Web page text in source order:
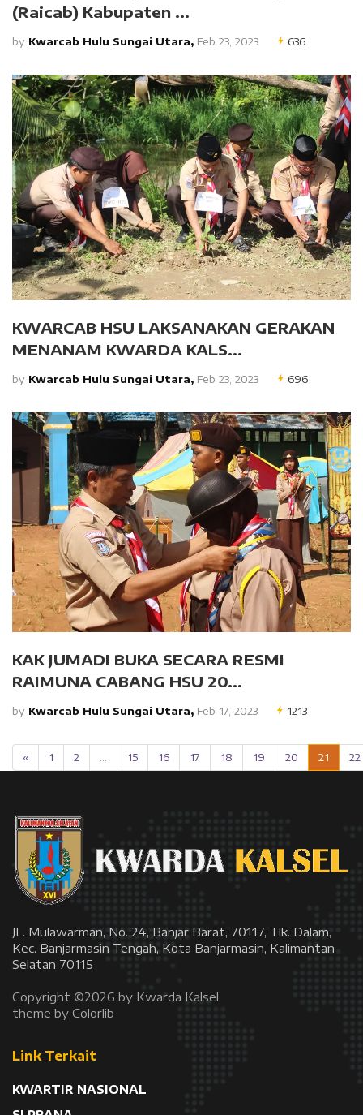
(Raicab) Kabupaten ...
by Kwarcab Hulu Sungai Utara, Feb 23, 2023 636
KWARCAB HSU LAKSANAKAN GERAKAN
MENANAM KWARDA KALS...
by Kwarcab Hulu Sungai Utara, Feb 23, 2023 696
KAK JUMADI BUKA SECARA RESMI
RAIMUNA CABANG HSU 20...
by Kwarcab Hulu Sungai Utara, Feb 17, 2023 1213
« 1 2 15 16 17 18 19 20 21 22
JL. Mulawarman, No. 24, Banjar Barat, 70117, Tlk. Dalam,
Kec. Banjarmasin Tengah, Kota Banjarmasin, Kalimantan
Selatan 70115
Copyright ©2026 by Kwarda Kalsel
theme by Colorlib
Link Terkait
KWARTIR NASIONAL